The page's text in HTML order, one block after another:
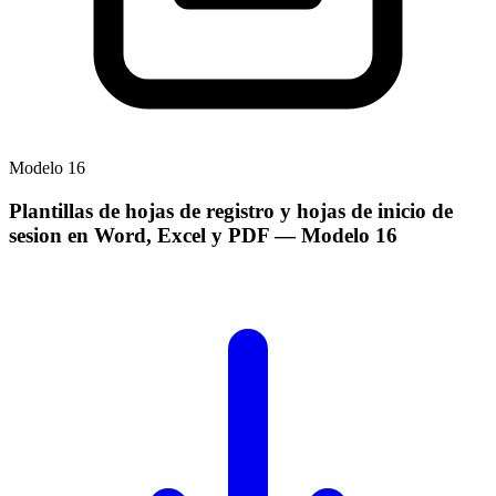
Modelo 16
Plantillas de hojas de registro y hojas de inicio de
sesion en Word, Excel y PDF— Modelo 16